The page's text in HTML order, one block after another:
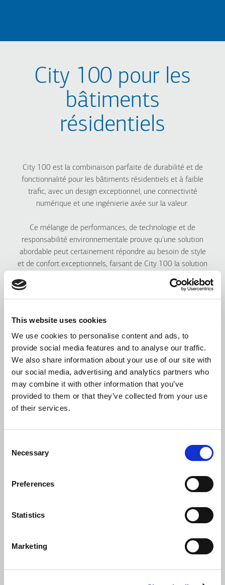
This website uses cookies
We use cookies to personalise content and ads, to
provide social media features and to analyse our traffic.
We also share information about your use of our site with
our social media, advertising and analytics partners who
may combine it with other information that you’ve
provided to them or that they’ve collected from your use
of their services.
Selection
Necessary
Preferences
Statistics
Marketing
City 100 pour les
bâtiments
résidentiels
City 100 est la combinaison parfaite de durabilité et de
fonctionnalité pour les bâtiments résidentiels et à faible
trafic, avec un design exceptionnel, une connectivité
numérique et une ingénierie axée sur la valeur.
Ce mélange de performances, de technologie et de
responsabilité environnementale prouve qu'une solution
abordable peut certainement répondre au besoin de style
et de confort exceptionnels, faisant de City 100 la solution